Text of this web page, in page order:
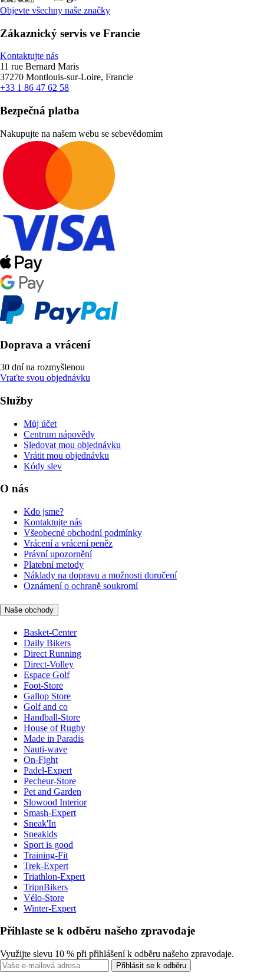
Objevte všechny naše značky
Zákaznický servis ve Francie
Kontaktujte nás
11 rue Bernard Maris
37270 Montlouis-sur-Loire, Francie
+33 1 86 47 62 58
Bezpečná platba
Nakupujte na našem webu se sebevědomím
Doprava a vrácení
30 dní na rozmyšlenou
Vraťte svou objednávku
Služby
Můj účet
Centrum nápovědy
Sledovat mou objednávku
Vrátit mou objednávku
Kódy slev
O nás
Kdo jsme?
Kontaktujte nás
Všeobecné obchodní podmínky
Vrácení a vrácení peněz
Právní upozornění
Platební metody
Náklady na dopravu a možnosti doručení
Oznámení o ochraně soukromí
Naše obchody
Basket-Center
Daily Bikers
Direct Running
Direct-Volley
Espace Golf
Foot-Store
Gallop Store
Golf and co
Handball-Store
House of Rugby
Made in Paradis
Nauti-wave
On-Fight
Padel-Expert
Pecheur-Store
Pet and Garden
Slowood Interior
Smash-Expert
Sneak'In
Sneakids
Sport is good
Training-Fit
Trek-Expert
Triathlon-Expert
TripnBikers
Vélo-Store
Winter-Expert
Přihlaste se k odběru našeho zpravodaje
Využijte slevu 10 % při přihlášení k odběru našeho zpravodaje.
Přihlásit se k odběru